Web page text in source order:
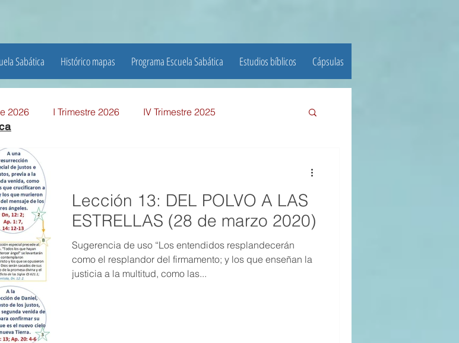
Sabática Histórico mapas Programa Escuela Sabática Estudios bíblicos Cápsulas
2026 I Trimestre 2026 IV Trimestre 2025
TRIMESTRE 2025
IV TRIMESTRE 2023 III TRIMESTRE 2023
IV TRIMESTRE 2022 III TRIMESTRE 2022
IV TRIMESTRE 2021
Lección 13: DEL POLVO A LAS
ESTRELLAS (28 de marzo 2020)
Sugerencia de uso “Los entendidos resplandecerán
como el resplandor del firmamento; y los que enseñan la
justicia a la multitud, como las...